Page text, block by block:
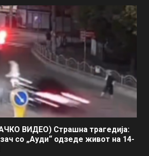
ВИДЕО) Страшна трагедија:
со „Ауди“ одзеде живот на 14-